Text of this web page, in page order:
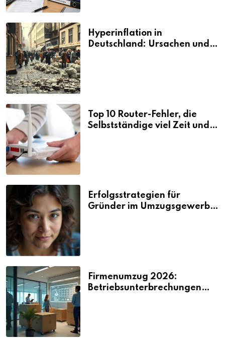
Hyperinflation in
Deutschland: Ursachen und
Top 10 Router-Fehler, die
Selbstständige viel Zeit und
Erfolgsstrategien für
Gründer im Umzugsgewerbe
Firmenumzug 2026:
Betriebsunterbrechungen